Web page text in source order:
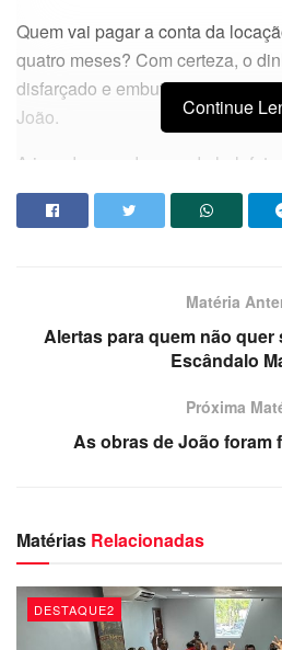
Quem vai pagar a conta da
quatro meses? Com certeza, o
disfarçado e embutido no cachê
João.
A jogada ousada acende
eventos,que teria virado uma
público.
Dércio Alcântara
Continue
Matéria
Alertas para quem não quer
Escândalo
Próxima
As obras de João foram
Matérias Relacionadas
DESTAQUE2